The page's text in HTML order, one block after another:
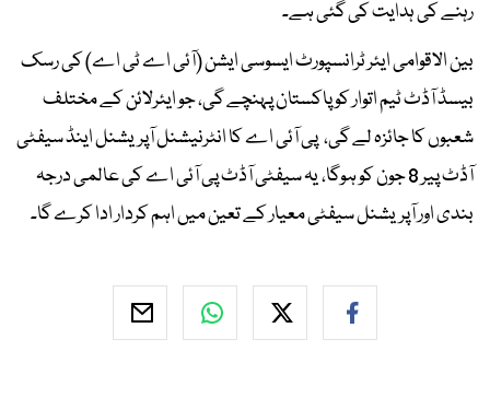
رہنے کی ہدایت کی گئی ہے۔
بین الاقوامی ایئر ٹرانسپورٹ ایسوسی ایشن (آئی اے ٹی اے) کی رسک
بیسڈ آڈٹ ٹیم اتوار کو پاکستان پہنچے گی، جو ایئرلائن کے مختلف
شعبوں کا جائزہ لے گی، پی آئی اے کا انٹرنیشنل آپریشنل اینڈ سیفٹی
آڈٹ پیر 8 جون کو ہوگا، یہ سیفٹی آڈٹ پی آئی اے کی عالمی درجہ
بندی اور آپریشنل سیفٹی معیار کے تعین میں اہم کردار ادا کرے گا۔